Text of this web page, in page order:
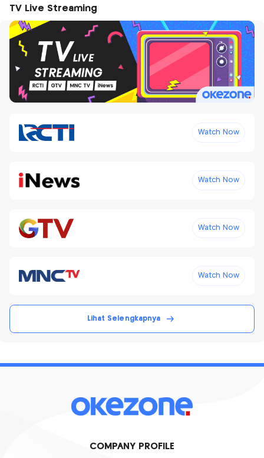
TV Live Streaming
Watch Now
Watch Now
Watch Now
Watch Now
Lihat Selengkapnya
COMPANY PROFILE